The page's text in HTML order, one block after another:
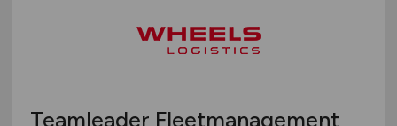
Teamleader Fleetmanagement